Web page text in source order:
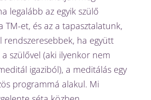
legalább az egyik szülő
TM-et, és az a tapasztalatunk,
rendszeresebbek, ha együtt
szülővel (aki ilyenkor nem
igaziból), a meditálás egy
programmá alakul. Mi